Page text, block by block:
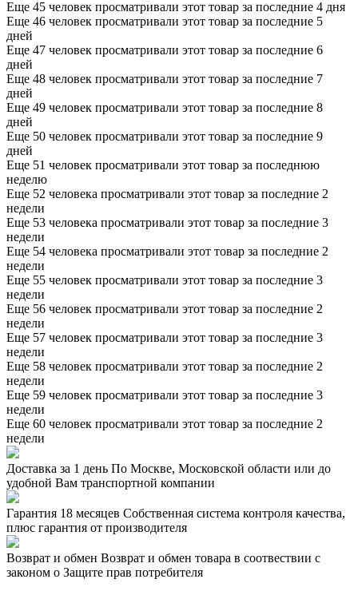
Еще 45 человек просматривали этот товар за последние 4 дня
Еще 46 человек просматривали этот товар за последние 5
дней
Еще 47 человек просматривали этот товар за последние 6
дней
Еще 48 человек просматривали этот товар за последние 7
дней
Еще 49 человек просматривали этот товар за последние 8
дней
Еще 50 человек просматривали этот товар за последние 9
дней
Еще 51 человек просматривали этот товар за последнюю
неделю
Еще 52 человека просматривали этот товар за последние 2
недели
Еще 53 человека просматривали этот товар за последние 3
недели
Еще 54 человека просматривали этот товар за последние 2
недели
Еще 55 человек просматривали этот товар за последние 3
недели
Еще 56 человек просматривали этот товар за последние 2
недели
Еще 57 человек просматривали этот товар за последние 3
недели
Еще 58 человек просматривали этот товар за последние 2
недели
Еще 59 человек просматривали этот товар за последние 3
недели
Еще 60 человек просматривали этот товар за последние 2
недели
Доставка за 1 день По Москве, Московской области или до
удобной Вам транспортной компании
Гарантия 18 месяцев Собственная система контроля качества,
плюс гарантия от производителя
Возврат и обмен Возврат и обмен товара в соотвествии с
законом о Защите прав потребителя